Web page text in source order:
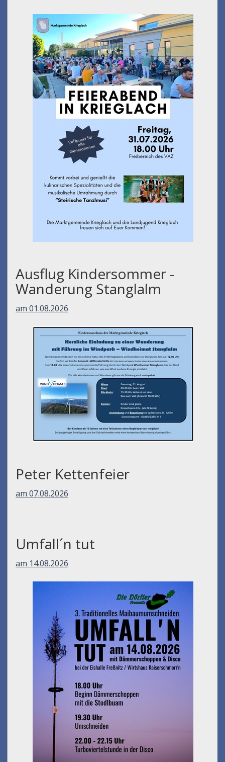
Ausflug Kindersommer -
Wanderung Stanglalm
am 01.08.2026
Peter Kettenfeier
am 07.08.2026